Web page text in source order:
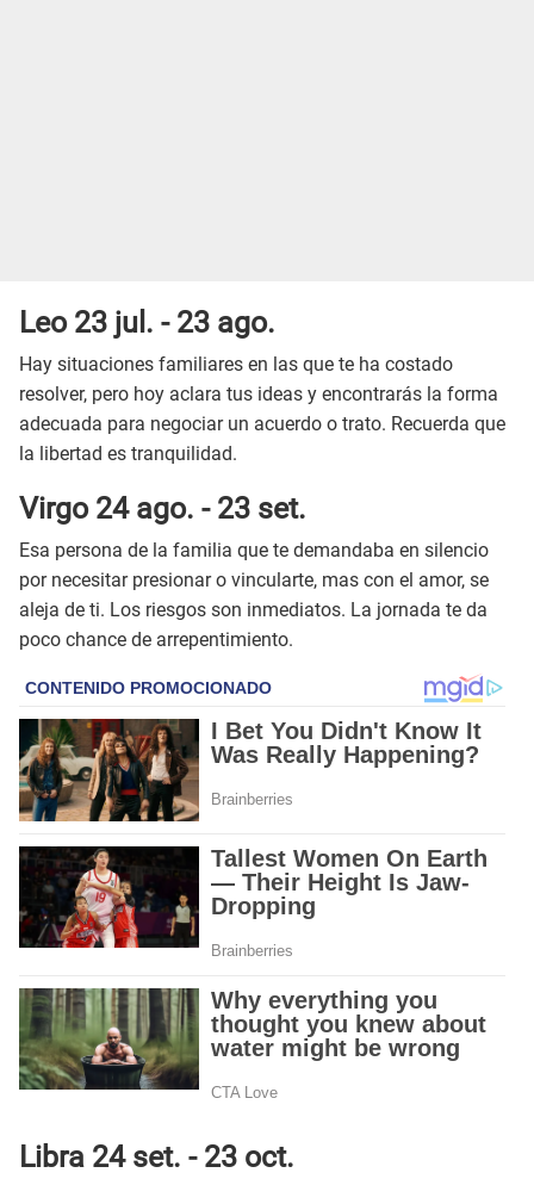
Leo 23 jul. - 23 ago.
Hay situaciones familiares en las que te ha costado
resolver, pero hoy aclara tus ideas y encontrarás la forma
adecuada para negociar un acuerdo o trato. Recuerda que
la libertad es tranquilidad.
Virgo 24 ago. - 23 set.
Esa persona de la familia que te demandaba en silencio
por necesitar presionar o vincularte, mas con el amor, se
aleja de ti. Los riesgos son inmediatos. La jornada te da
poco chance de arrepentimiento.
Libra 24 set. - 23 oct.